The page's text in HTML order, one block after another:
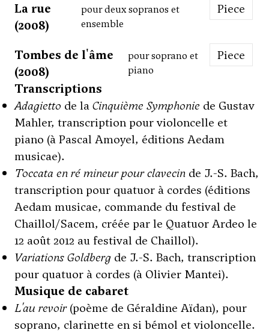
La rue
(2008)
pour deux sopranos et
ensemble
Piece
Tombes de l'âme
(2008)
pour soprano et
piano
Piece
Transcriptions
Adagietto de laCinquième Symphonie de Gustav
Mahler, transcription pour violoncelle et
piano (à Pascal Amoyel, éditions Aedam
musicae).
Toccata en ré mineur pour clavecin de J.-S. Bach,
transcription pour quatuor à cordes (éditions
Aedam musicae, commande du festival de
Chaillol/Sacem, créée par le Quatuor Ardeo le
12 août 2012 au festival de Chaillol).
Variations Goldberg de J.-S. Bach, transcription
pour quatuor à cordes (à Olivier Mantei).
Musique de cabaret
L'au revoir(poème de Géraldine Aïdan), pour
soprano, clarinette en si bémol et violoncelle.